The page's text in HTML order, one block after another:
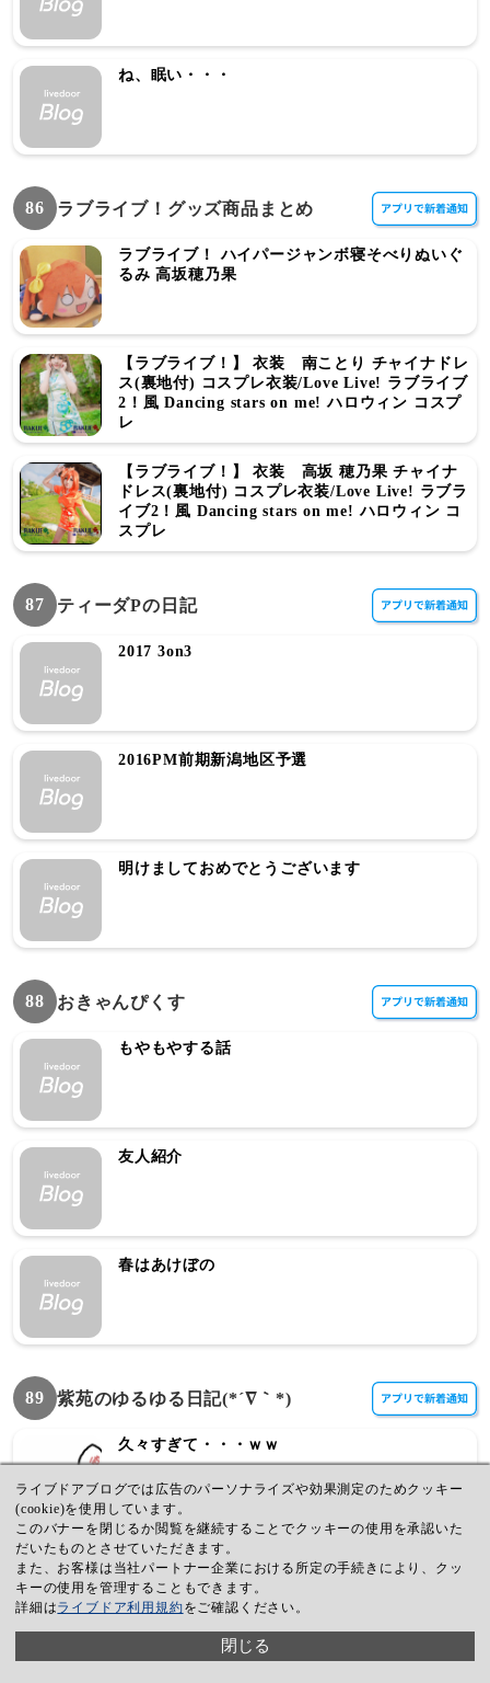
ね、眠い・・・
86 ラブライブ！グッズ商品まとめ
ラブライブ！ ハイパージャンボ寝そべりぬいぐ
るみ 高坂穂乃果
【ラブライブ！】 衣装 南ことり チャイナドレ
ス(裏地付) コスプレ衣装/Love Live! ラブライブ
2！風 Dancing stars on me! ハロウィン コスプ
レ
【ラブライブ！】 衣装 高坂 穂乃果 チャイナ
ドレス(裏地付) コスプレ衣装/Love Live! ラブラ
イブ2！風 Dancing stars on me! ハロウィン コ
スプレ
87 ティーダPの日記
2017 3on3
2016PM前期新潟地区予選
明けましておめでとうございます
88 おきゃんぴくす
もやもやする話
友人紹介
春はあけぼの
89 紫苑のゆるゆる日記(*´∇｀*)
久々すぎて・・・ｗｗ
鬱ぎみ
週末週末！！！
ライブドアブログでは広告のパーソナライズや効果測定のためクッキー
(cookie)を使用しています。
このバナーを閉じるか閲覧を継続することでクッキーの使用を承認いた
だいたものとさせていただきます。
また、お客様は当社パートナー企業における所定の手続きにより、クッ
キーの使用を管理することもできます。
詳細はライブドア利用規約をご確認ください。
閉じる